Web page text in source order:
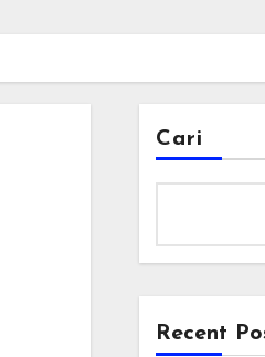
Cari
Recent